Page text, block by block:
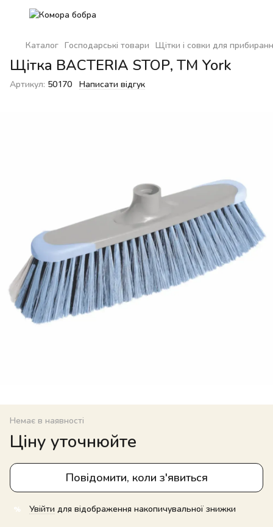
Каталог Господарські товари Щітки і совки для
Щітка BACTERIA STOP, TM York
Артикул: 50170 Написати відгук
Немає в наявності
Ціну уточнюйте
Повідомити, коли з'явиться
% Увійти для відображення накопичувальної знижки